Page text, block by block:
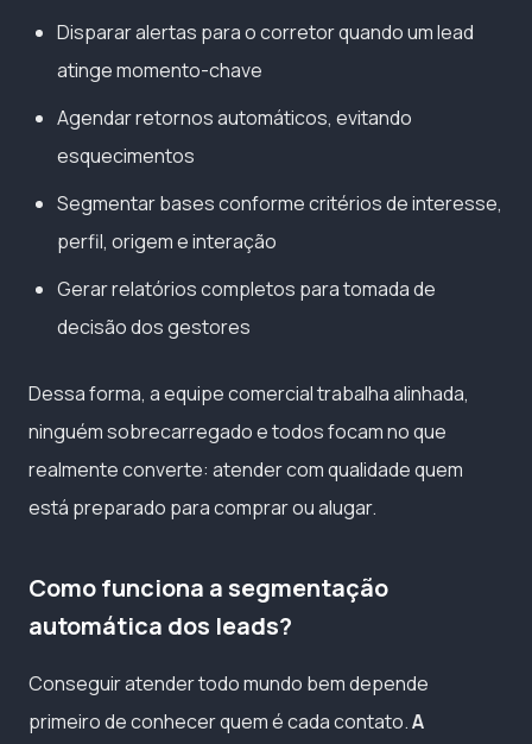
Disparar alertas para o corretor quando um lead
atinge momento-chave
Agendar retornos automáticos, evitando
esquecimentos
Segmentar bases conforme critérios de interesse,
perfil, origem e interação
Gerar relatórios completos para tomada de
decisão dos gestores
Dessa forma, a equipe comercial trabalha alinhada,
ninguém sobrecarregado e todos focam no que
realmente converte: atender com qualidade quem
está preparado para comprar ou alugar.
Como funciona a segmentação
automática dos leads?
Conseguir atender todo mundo bem depende
primeiro de conhecer quem é cada contato.A